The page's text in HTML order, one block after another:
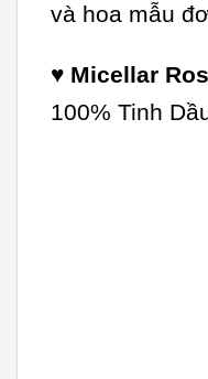
và hoa mẫu
♥ Micellar
100% Tinh